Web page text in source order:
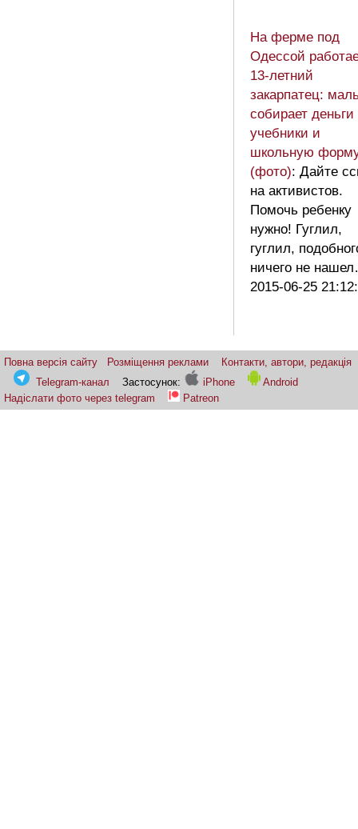
На ферме под
Одессой
13-летний
закарпатец:
собирает деньги
учебники и
школьную
(фото): Дайте
на активистов.
Помочь ребенку
нужно! Гуглил,
гуглил,
ничего не
2015-06-25
Повна версія сайту Розміщення реклами
Контакти, автори, редакція
Telegram-канал
Застосунок: iPhone
Android
Надіслати фото через telegram
Patreon